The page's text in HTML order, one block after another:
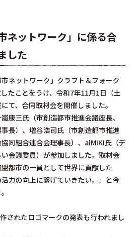
ネットワーク」に係る合
した
ネットワーク」クラフト＆フォーク
たことをうけ、令和7年11月1日（土
て、合同取材会を開催しました。
康三氏（市創造都市推進会議座長、
長）、増谷浩司氏（市創造都市推進
同組合連合会理事長）、aiMIKI氏（デ
会議委員）が参加しました。取材会
都市の一員として世界に貢献した
力の向上に繋げていきたい。」と今
されたロゴマークの発表も行われまし